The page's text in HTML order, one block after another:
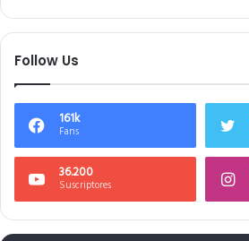
Follow Us
161k
Fans
36.200
Suscriptores